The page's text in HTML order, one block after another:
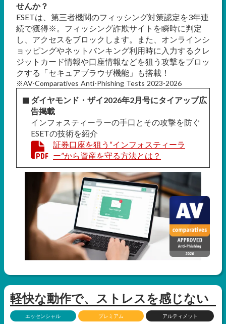
せんか？
ESETは、第三者機関のフィッシング対策認定を3年連
続で獲得※。フィッシング詐欺サイトを瞬時に判定
し、アクセスをブロックします。また、オンラインシ
ョッピングやネットバンキング利用時に入力するクレ
ジットカード情報や口座情報などを狙う攻撃をブロッ
クする「セキュアブラウザ機能」も搭載！
※AV-Comparatives Anti-Phishing Tests 2023-2026
ダイヤモンド・ザイ2026年2月号にタイアップ広
告掲載
インフォスティーラーの手口とその攻撃を防ぐ
ESETの技術を紹介
証券口座を狙う“インフォスティーラ
ー”から資産を守る方法とは？
軽快な動作で、ストレスを感じない
エッセンシャル プレミアム アルティメット